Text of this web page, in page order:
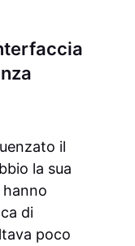
il
la sua
di
poco